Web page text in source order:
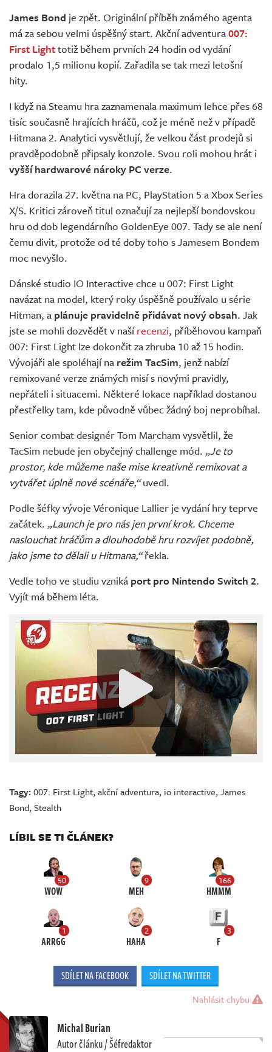
Živě
James Bond je zpět. Originální příběh známého agenta
má za sebou velmi úspěšný start. Akční adventura007:
First Lighttotiž během prvních 24 hodin od vydání
prodalo 1,5 milionu kopií. Zařadila se tak mezi letošní
hity.
I když na Steamu hra zaznamenala maximum lehce přes 68
tisíc současně hrajících hráčů, což je méně než v případě
Hitmana 2. Analytici vysvětlují, že velkou část prodejů si
pravděpodobně připsaly konzole. Svou roli mohou hrát i
vyšší hardwarové nároky PC verze.
Hra dorazila 27. května na PC, PlayStation 5 a Xbox Series
X/S. Kritici zároveň titul označují za nejlepší bondovskou
hru od dob legendárního GoldenEye 007. Tady se ale není
čemu divit, protože od té doby toho s Jamesem Bondem
moc nevyšlo.
Dánské studio IO Interactive chce u 007: First Light
navázat na model, který roky úspěšně používalo u série
Hitman, a plánuje pravidelně přidávat nový obsah. Jak
jste se mohli dozvědět v našírecenzi, příběhovou kampaň
007: First Light lze dokončit za zhruba 10 až 15 hodin.
Vývojáři ale spoléhají na režim TacSim, jenž nabízí
remixované verze známých misí s novými pravidly,
nepřáteli i situacemi. Některé lokace například dostanou
přestřelky tam, kde původně vůbec žádný boj neprobíhal.
Senior combat designér Tom Marcham vysvětlil, že
TacSim nebude jen obyčejný challenge mód. „Je to
prostor, kde můžeme naše mise kreativně remixovat a
vytvářet úplně nové scénáře,“uvedl.
Podle šéfky vývoje Véronique Lallier je vydání hry teprve
začátek. „Launch je pro nás jen první krok. Chceme
naslouchat hráčům a dlouhodobě hru rozvíjet podobně,
jako jsme to dělali u Hitmana,“řekla.
Vedle toho ve studiu vzniká port pro Nintendo Switch 2.
Vyjít má během léta.
Tagy:007: First Light,akční adventura, io interactive,James
Bond,Stealth
LÍBIL SE TI ČLÁNEK?
50
WOW
9
MEH
166
HMMM
1
ARRGG
2
HAHA
3
F
SDÍLET NA FACEBOOK SDÍLET NA TWITTER
Nahlásit chybu
Michal Burian
Autor článku / Šéfredaktor